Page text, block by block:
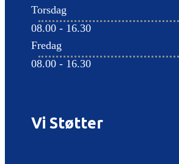
Torsdag
08.00 - 16.30
Fredag
08.00 - 16.30
Vi Støtter